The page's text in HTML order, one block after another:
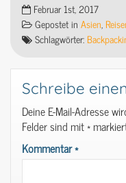
Februar 1st, 2017
Gepostet in Asien,
Schlagwörter:
Schreibe
Deine E-Mail-Adresse
Felder sind mit*
Kommentar*